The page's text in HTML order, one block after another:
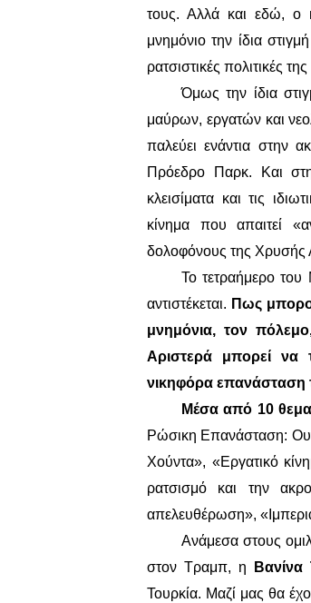
τους. Αλλά και εδώ,
μνημόνιο την ίδια
ρατσιστικές πολιτικές
Όμως την ίδια
μαύρων, εργατών και
παλεύει ενάντια στην
Πρόεδρο Παρκ. Και
κλεισίματα και τις
κίνημα που απαιτεί
δολοφόνους της Χρυσής
Το τετραήμερο
αντιστέκεται. Πως
μνημόνια, τον
Αριστερά μπορεί να
νικηφόρα επανάσταση
Μέσα από 10
Ρώσικη Επανάσταση:
Χούντα», «Εργατικό
ρατσισμό και την
απελευθέρωση»,
Ανάμεσα στους
στον Τραμπ, η
Βανίνα
Τουρκία. Μαζί μας θα